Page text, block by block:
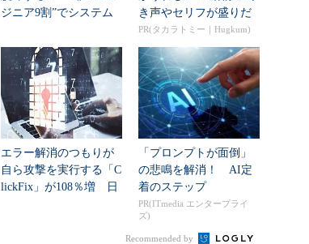
ジニア9割”でシステム
き声やセリフが盛りだ
くさんの「アニア ...
PR(タカラトミー｜Hugkum)
エラー解消のつもりが
自ら攻撃を実行する「C
lickFix」が108％増 日
「プロンプトが面倒」
の悲鳴を解消！ AI定
着のステップ
PR(ITmedia エンタープライ
ズ)
Recommended by